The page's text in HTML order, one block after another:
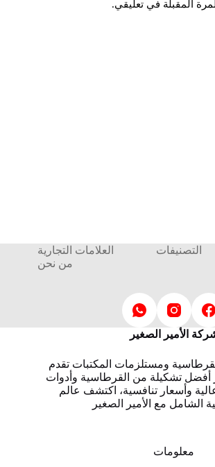
المقبلة في تعليقي.
التصنيفات
العلامات التجارية
من نحن
الأمير الصغير
ومستلزمات المكتبات تقدم
أفضل تشكيلة من القرطاسية وأدوات
وأسعار تنافسية، اكتشف عالم
الشامل مع الأمير الصغير
معلومات